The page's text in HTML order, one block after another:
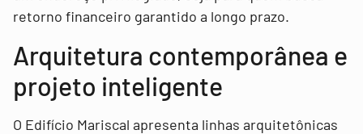
retorno financeiro garantido a longo prazo.
Arquitetura contemporânea e
projeto inteligente
O Edifício Mariscal apresenta linhas arquitetônicas